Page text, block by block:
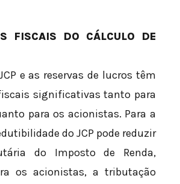
FISCAIS DO CÁLCULO DE
e as reservas de lucros têm
significativas tanto para
para os acionistas. Para a
do JCP pode reduzir
do Imposto de Renda,
os acionistas, a tributação